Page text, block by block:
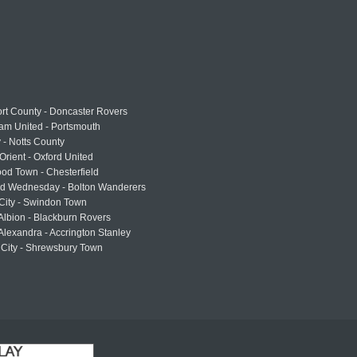
County - Doncaster Rovers
United - Portsmouth
- Notts County
- Oxford United
Town - Chesterfield
Wednesday - Bolton Wanderers
- Swindon Town
- Blackburn Rovers
- Accrington Stanley
- Shrewsbury Town